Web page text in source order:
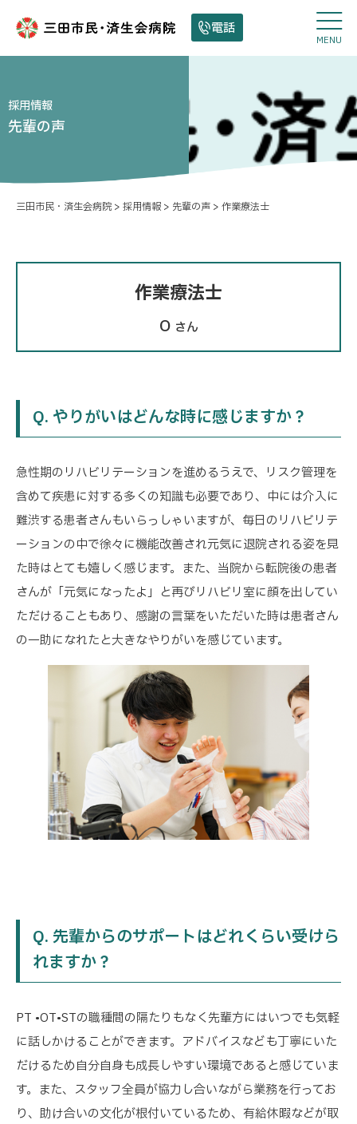
MENU
電話
採用情報
先輩の声
三田市民・済生会病院 採用情報 先輩の声 作業療法士
作業療法士
O さん
Q. やりがいはどんな時に感じますか？
急性期のリハビリテーションを進めるうえで、リスク管理を
含めて疾患に対する多くの知識も必要であり、中には介入に
難渋する患者さんもいらっしゃいますが、毎日のリハビリテ
ーションの中で徐々に機能改善され元気に退院される姿を見
た時はとても嬉しく感じます。また、当院から転院後の患者
さんが「元気になったよ」と再びリハビリ室に顔を出してい
ただけることもあり、感謝の言葉をいただいた時は患者さん
の一助になれたと大きなやりがいを感じています。
Q. 先輩からのサポートはどれくらい受けら
れますか？
PT •OT•STの職種間の隔たりもなく先輩方にはいつでも気軽
に話しかけることができます。アドバイスなども丁寧にいた
だけるため自分自身も成長しやすい環境であると感じていま
す。また、スタッフ全員が協力し合いながら業務を行ってお
り、助け合いの文化が根付いているため、有給休暇などが取